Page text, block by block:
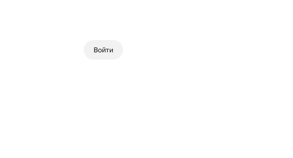
Войти